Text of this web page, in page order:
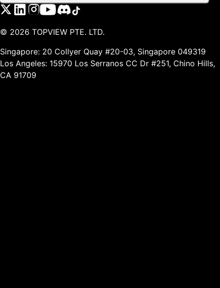
© 2026 TOPVIEW PTE. LTD.
Singapore: 20 Collyer Quay #20-03, Singapore 049319
Los Angeles: 15970 Los Serranos CC Dr #251, Chino Hills,
CA 91709